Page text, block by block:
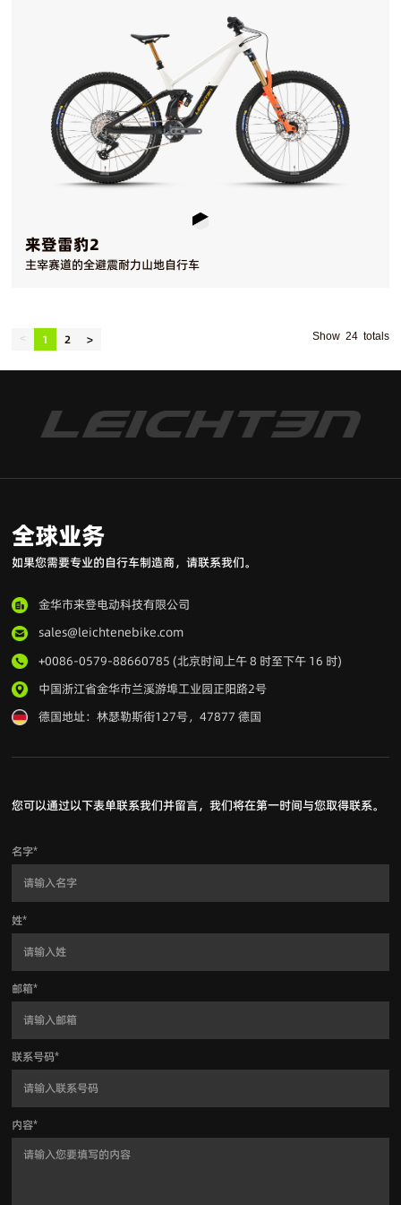
来登雷豹2
主宰赛道的全避震耐力山地自行车
< 1 2 > Show 24 totals
全球业务
如果您需要专业的自行车制造商，请联系我们。
金华市来登电动科技有限公司
sales@leichtenebike.com
+0086-0579-88660785 (北京时间上午 8 时至下午 16 时)
中国浙江省金华市兰溪游埠工业园正阳路2号
德国地址：林瑟勒斯街127号，47877 德国
您可以通过以下表单联系我们并留言，我们将在第一时间与您取得联系。
名字*
姓*
邮箱*
联系号码*
内容*